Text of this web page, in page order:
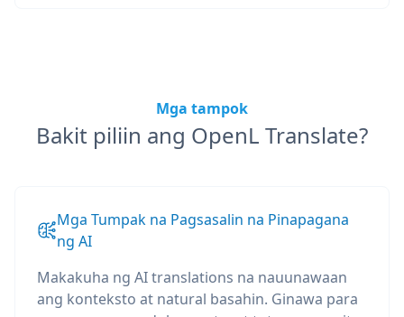
Mga tampok
Bakit piliin ang OpenL Translate?
Mga Tumpak na Pagsasalin na Pinapagana
ng AI
Makakuha ng AI translations na nauunawaan
ang konteksto at natural basahin. Ginawa para